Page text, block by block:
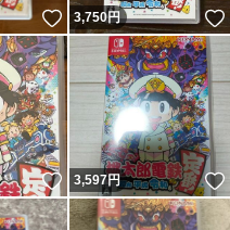
いいね！
3,750円
いいね！
3,597円